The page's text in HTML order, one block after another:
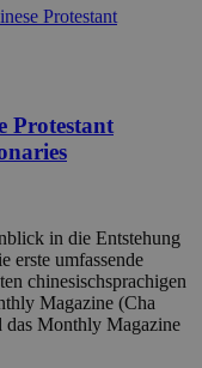
Protestant
in die Entstehung
erste umfassende
chinesischsprachigen
Magazine (Cha
das Monthly Magazine